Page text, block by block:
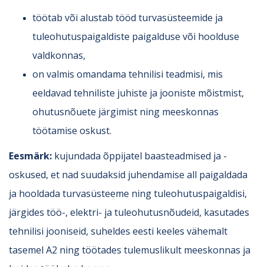
töötab või alustab tööd turvasüsteemide ja
tuleohutuspaigaldiste paigalduse või hoolduse
valdkonnas,
on valmis omandama tehnilisi teadmisi, mis
eeldavad tehniliste juhiste ja jooniste mõistmist,
ohutusnõuete järgimist ning meeskonnas
töötamise oskust.
Eesmärk: kujundada õppijatel baasteadmised ja -
oskused, et nad suudaksid juhendamise all paigaldada
ja hooldada turvasüsteeme ning tuleohutuspaigaldisi,
järgides töö-, elektri- ja tuleohutusnõudeid, kasutades
tehnilisi jooniseid, suheldes eesti keeles vähemalt
tasemel A2 ning töötades tulemuslikult meeskonnas ja